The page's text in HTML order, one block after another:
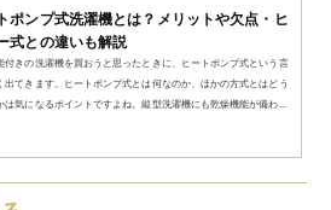
すが、縦型洗濯機と比較したとき
節約できます。
機能にもすぐれており、省エネ性